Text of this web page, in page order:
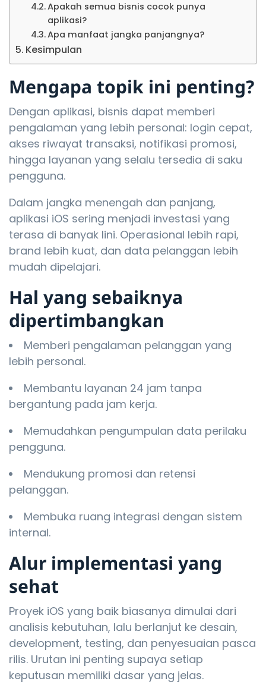
Apakah semua bisnis cocok punya
aplikasi?
Apa manfaat jangka panjangnya?
Kesimpulan
Mengapa topik ini penting?
Dengan aplikasi, bisnis dapat memberi
pengalaman yang lebih personal: login cepat,
akses riwayat transaksi, notifikasi promosi,
hingga layanan yang selalu tersedia di saku
pengguna.
Dalam jangka menengah dan panjang,
aplikasi iOS sering menjadi investasi yang
terasa di banyak lini. Operasional lebih rapi,
brand lebih kuat, dan data pelanggan lebih
mudah dipelajari.
Hal yang sebaiknya
dipertimbangkan
Memberi pengalaman pelanggan yang
lebih personal.
Membantu layanan 24 jam tanpa
bergantung pada jam kerja.
Memudahkan pengumpulan data perilaku
pengguna.
Mendukung promosi dan retensi
pelanggan.
Membuka ruang integrasi dengan sistem
internal.
Alur implementasi yang
sehat
Proyek iOS yang baik biasanya dimulai dari
analisis kebutuhan, lalu berlanjut ke desain,
development, testing, dan penyesuaian pasca
rilis. Urutan ini penting supaya setiap
keputusan memiliki dasar yang jelas.